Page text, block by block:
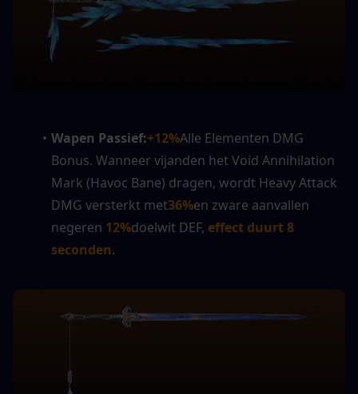
Wapen Passief:+12%Alle Elementen DMG
Bonus. Wanneer vijanden het Void Annihilation
Mark (Havoc Bane) dragen, wordt Heavy Attack
DMG versterkt met36%en zware aanvallen
negeren 12%doelwit DEF, effect duurt 8
seconden.